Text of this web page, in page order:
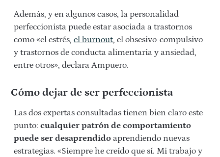
Además, y en algunos casos, la personalidad
perfeccionista puede estar asociada a trastornos
como «el estrés, el burnout, el obsesivo-compulsivo
y trastornos de conducta alimentaria y ansiedad,
entre otros», declara Ampuero.
Cómo dejar de ser perfeccionista
Las dos expertas consultadas tienen bien claro este
punto: cualquier patrón de comportamiento
puede ser desaprendido aprendiendo nuevas
estrategias. «Siempre he creído que sí. Mi trabajo y